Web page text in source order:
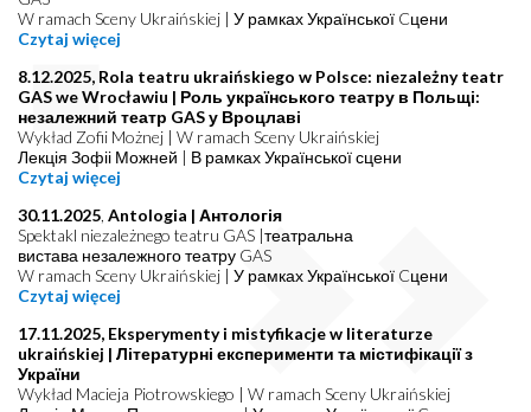
W ramach Sceny Ukraińskiej | У рамках Української Cцени
Czytaj więcej
8.12.2025, Rola teatru ukraińskiego w Polsce: niezależny teatr
GAS we Wrocławiu | Роль українського театру в Польщі:
незалежний театр GAS у Вроцлаві
Wykład Zofii Możnej | W ramach Sceny Ukraińskiej
Лекція Зофіі Можней | В рамках Української сцени
Czytaj więcej
30.11.2025, Antologia | Антологія
Spektakl niezależnego teatru GAS |театральна
вистава незалежного театру GAS
W ramach Sceny Ukraińskiej | У рамках Української Cцени
Czytaj więcej
17.11.2025, Eksperymenty i mistyfikacje w literaturze
ukraińskiej | Літературні експерименти та містифікації з
України
Wykład Macieja Piotrowskiego | W ramach Sceny Ukraińskiej